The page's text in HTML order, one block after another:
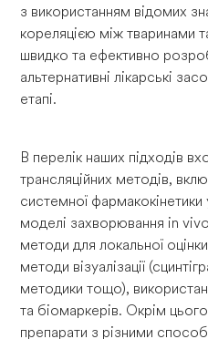
з використанням відомих
кореляцією між тваринами
швидко та ефективно
альтернативні лікарські
етапі.
В перелік наших підходів
трансляційних методів,
системної
моделі захворювання in vivo,
методи для локальної
методи візуалізації
методики тощо),
та біомаркерів. Окрім
препарати з різними